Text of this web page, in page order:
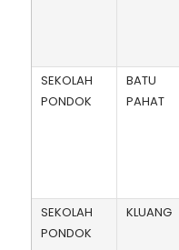
SEKOLAH
PONDOK
BATU
PAHAT
SEKOLAH
PONDOK
KLUANG